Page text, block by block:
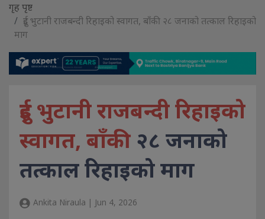
गृह पृष्ट
दुई भुटानी राजबन्दी रिहाइको स्वागत, बाँकी २८ जनाको तत्काल रिहाइको
माग
दुई भुटानी राजबन्दी रिहाइको
स्वागत, बाँकी २८ जनाको
तत्काल रिहाइको माग
Ankita Niraula | Jun 4, 2026